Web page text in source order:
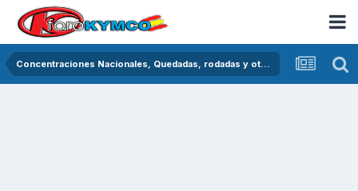
Concentraciones Nacionales, Quedadas, rodadas y otras crónicas del asfalto